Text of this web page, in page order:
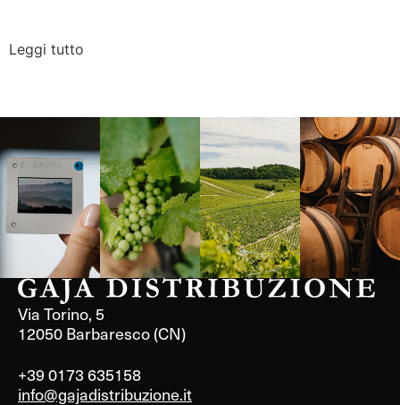
Leggi tutto
Langa, 1977 Borgogna,
Francia
Borgogna,
Francia
Instagram
Via Torino, 5
12050 Barbaresco (CN)
+39 0173 635158
info@gajadistribuzione.it